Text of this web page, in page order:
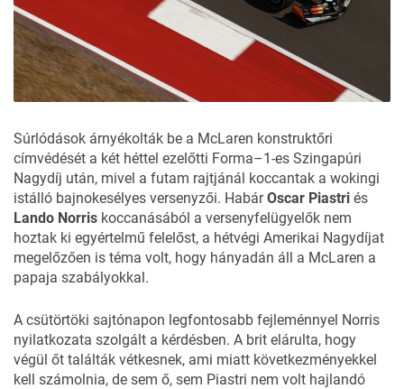
Súrlódások árnyékolták be a McLaren konstruktőri
címvédését a két héttel ezelőtti Forma–1-es Szingapúri
Nagydíj után, mivel a futam rajtjánál koccantak a wokingi
istálló bajnokesélyes versenyzői. HabárOscar Piastri és
Lando Norris koccanásából a versenyfelügyelők nem
hoztak ki egyértelmű felelőst, a hétvégi Amerikai Nagydíjat
megelőzően is téma volt, hogy hányadán áll a McLaren a
papaja szabályokkal.
A csütörtöki sajtónapon legfontosabb fejleménnyel Norris
nyilatkozata szolgált a kérdésben. A brit elárulta, hogy
végül őt találták vétkesnek, ami miatt következményekkel
kell számolnia, de sem ő, sem Piastri nem volt hajlandó